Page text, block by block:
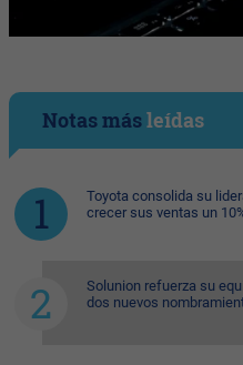
Notas másleídas
Toyota consolida su
crecer sus ventas un
Solunion refuerza su
dos nuevos